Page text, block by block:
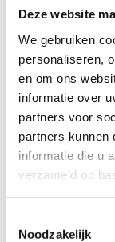
Deze website
We gebruiken
personaliseren,
en om ons
informatie over
partners voor
partners kunnen
informatie die u
verzameld op
Noodzakelijk